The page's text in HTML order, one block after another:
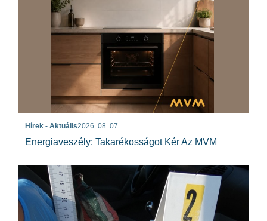
Hírek - Aktuális2026. 08. 07.
Energiaveszély: Takarékosságot Kér Az MVM